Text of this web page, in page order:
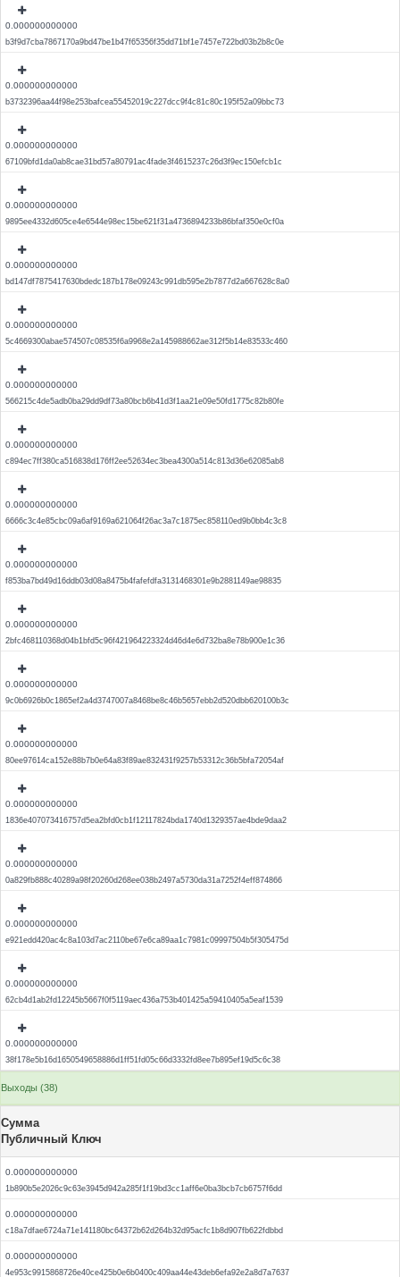
0.000000000000
b3f9d7cba7867170a9bd47be1b47f65356f35dd71bf1e7457e722bd03b2b8c0e
0.000000000000
b3732396aa44f98e253bafcea55452019c227dcc9f4c81c80c195f52a09bbc73
0.000000000000
67109bfd1da0ab8cae31bd57a80791ac4fade3f4615237c26d3f9ec150efcb1c
0.000000000000
9895ee4332d605ce4e6544e98ec15be621f31a4736894233b86bfaf350e0cf0a
0.000000000000
bd147df7875417630bdedc187b178e09243c991db595e2b7877d2a667628c8a0
0.000000000000
5c4669300abae574507c08535f6a9968e2a145988662ae312f5b14e83533c460
0.000000000000
566215c4de5adb0ba29dd9df73a80bcb6b41d3f1aa21e09e50fd1775c82b80fe
0.000000000000
c894ec7ff380ca516838d176ff2ee52634ec3bea4300a514c813d36e62085ab8
0.000000000000
6666c3c4e85cbc09a6af9169a621064f26ac3a7c1875ec858110ed9b0bb4c3c8
0.000000000000
f853ba7bd49d16ddb03d08a8475b4fafefdfa3131468301e9b2881149ae98835
0.000000000000
2bfc468110368d04b1bfd5c96f421964223324d46d4e6d732ba8e78b900e1c36
0.000000000000
9c0b6926b0c1865ef2a4d3747007a8468be8c46b5657ebb2d520dbb620100b3c
0.000000000000
80ee97614ca152e88b7b0e64a83f89ae832431f9257b53312c36b5bfa72054af
0.000000000000
1836e407073416757d5ea2bfd0cb1f12117824bda1740d1329357ae4bde9daa2
0.000000000000
0a829fb888c40289a98f20260d268ee038b2497a5730da31a7252f4eff874866
0.000000000000
e921edd420ac4c8a103d7ac2110be67e6ca89aa1c7981c09997504b5f305475d
0.000000000000
62cb4d1ab2fd12245b5667f0f5119aec436a753b401425a59410405a5eaf1539
0.000000000000
38f178e5b16d1650549658886d1ff51fd05c66d3332fd8ee7b895ef19d5c6c38
Выходы (38)
Сумма
Публичный Ключ
0.000000000000
1b890b5e2026c9c63e3945d942a285f1f19bd3cc1aff6e0ba3bcb7cb6757f6dd
0.000000000000
c18a7dfae6724a71e141180bc64372b62d264b32d95acfc1b8d907fb622fdbbd
0.000000000000
4e953c9915868726e40ce425b0e6b0400c409aa44e43deb6efa92e2a8d7a7637